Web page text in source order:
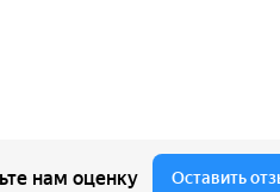
нам оценку Оставить